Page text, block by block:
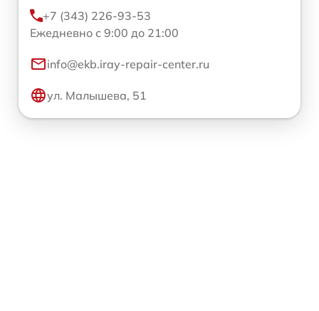
+7 (343) 226-93-53
Ежедневно с 9:00 до 21:00
info@ekb.iray-repair-center.ru
ул. Малышева, 51